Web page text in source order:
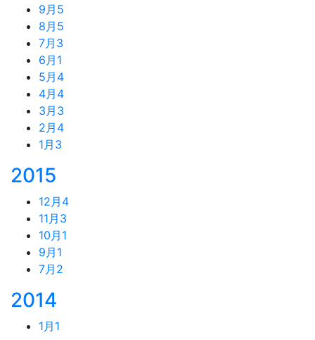
9月 5
8月 5
7月 3
6月 1
5月 4
4月 4
3月 3
2月 4
1月 3
2015
12月 4
11月 3
10月 1
9月 1
7月 2
2014
1月 1